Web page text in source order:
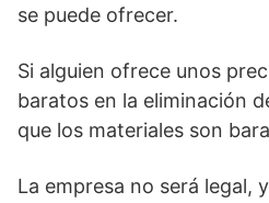
se puede ofrecer.
Si alguien ofrece unos
baratos en la eliminación
que los materiales son
La empresa no será legal,